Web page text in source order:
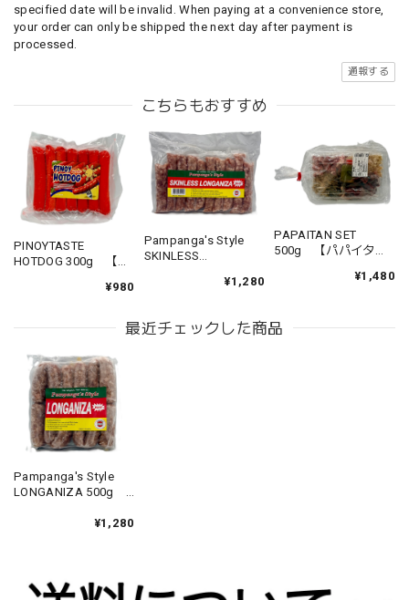
specified date will be invalid. When paying at a convenience store,
your order can only be shipped the next day after payment is
processed.
通報する
こちらもおすすめ
PINOYTASTE
HOTDOG 300g 【ホ
¥980
Pampanga's Style
SKINLESS
【パンパンガスタイ
ニーサ】
¥1,280
PAPAITAN SET
500g 【パパイタン
¥1,480
最近チェックした商品
Pampanga's Style
LONGANIZA 500g
ル ロンガニーサ¥1,280